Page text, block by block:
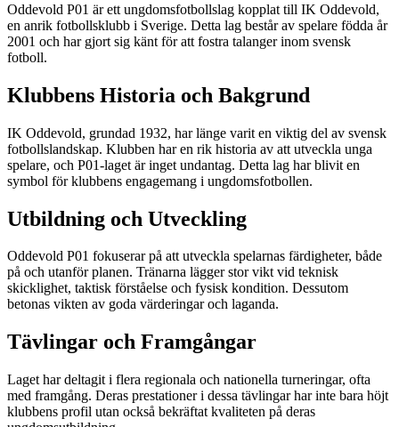
Oddevold P01 är ett ungdomsfotbollslag kopplat till IK Oddevold,
en anrik fotbollsklubb i Sverige. Detta lag består av spelare födda år
2001 och har gjort sig känt för att fostra talanger inom svensk
fotboll.
Klubbens Historia och Bakgrund
IK Oddevold, grundad 1932, har länge varit en viktig del av svensk
fotbollslandskap. Klubben har en rik historia av att utveckla unga
spelare, och P01-laget är inget undantag. Detta lag har blivit en
symbol för klubbens engagemang i ungdomsfotbollen.
Utbildning och Utveckling
Oddevold P01 fokuserar på att utveckla spelarnas färdigheter, både
på och utanför planen. Tränarna lägger stor vikt vid teknisk
skicklighet, taktisk förståelse och fysisk kondition. Dessutom
betonas vikten av goda värderingar och laganda.
Tävlingar och Framgångar
Laget har deltagit i flera regionala och nationella turneringar, ofta
med framgång. Deras prestationer i dessa tävlingar har inte bara höjt
klubbens profil utan också bekräftat kvaliteten på deras